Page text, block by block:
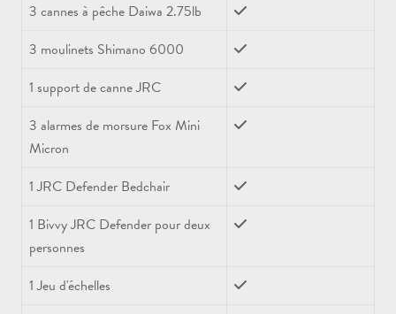
3 cannes à pêche Daiwa 2.75lb
3 moulinets Shimano 6000
1 support de canne JRC
3 alarmes de morsure Fox Mini
Micron
1 JRC Defender Bedchair
1 Bivvy JRC Defender pour deux
personnes
1 Jeu d'échelles